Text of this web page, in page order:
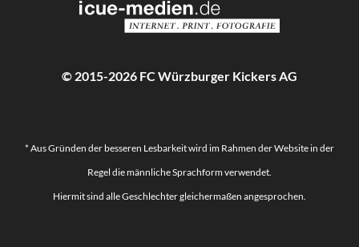
© 2015-2026 FC Würzburger Kickers AG
* Aus Gründen der besseren Lesbarkeit wird im Rahmen der Website in der
Regel die männliche Sprachform verwendet.
Hiermit sind alle Geschlechter gleichermaßen angesprochen.